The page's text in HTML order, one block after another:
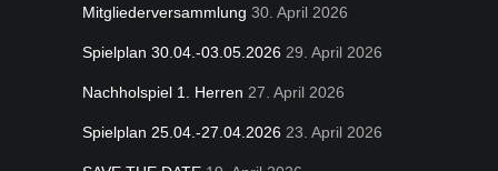
Mitgliederversammlung 30. April 2026
Spielplan 30.04.-03.05.2026 29. April 2026
Nachholspiel 1. Herren 27. April 2026
Spielplan 25.04.-27.04.2026 23. April 2026